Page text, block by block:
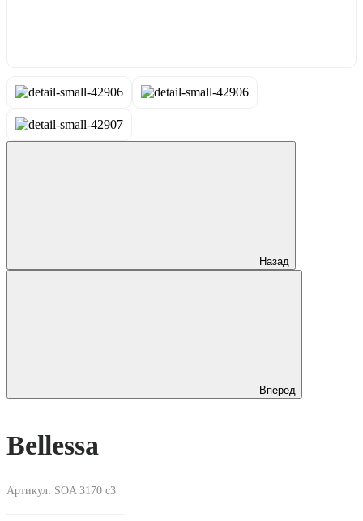
Назад
Вперед
Bellessa
Артикул: SOA 3170 с3